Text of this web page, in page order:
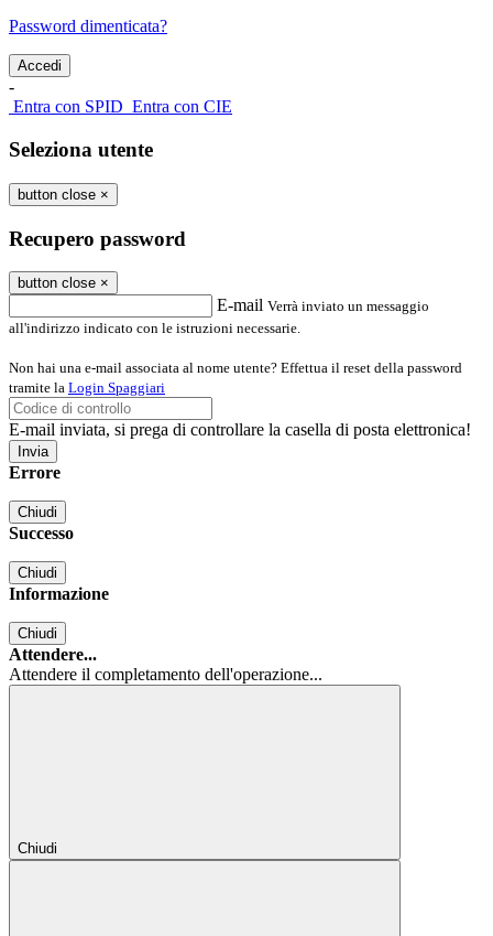
Password dimenticata?
-
Entra con SPID Entra con CIE
Seleziona utente
button close ×
Recupero password
button close ×
E-mail Verrà inviato un messaggio
all'indirizzo indicato con le istruzioni necessarie.
Non hai una e-mail associata al nome utente? Effettua il reset della password
tramite la Login Spaggiari
E-mail inviata, si prega di controllare la casella di posta elettronica!
Errore
Chiudi
Successo
Chiudi
Informazione
Chiudi
Attendere...
Attendere il completamento dell'operazione...
Chiudi